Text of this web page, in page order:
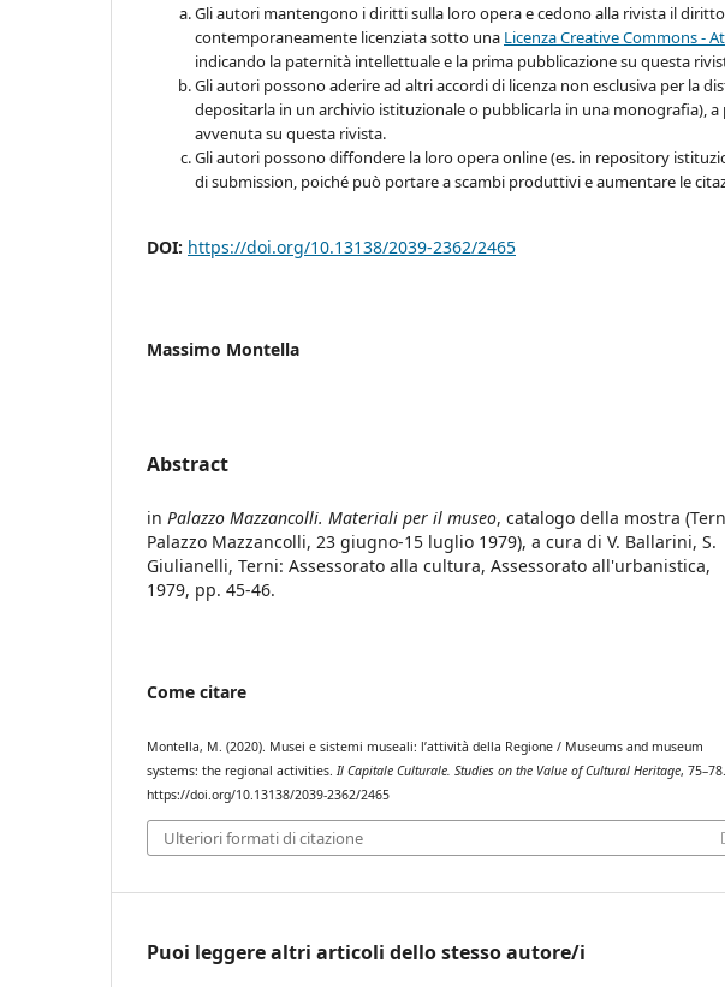
Gli autori mantengono i diritti sulla loro opera e cedono alla rivista il
contemporaneamente licenziata sotto una Licenza Creative Commons -
indicando la paternità intellettuale e la prima pubblicazione su questa
Gli autori possono aderire ad altri accordi di licenza non esclusiva per la
depositarla in un archivio istituzionale o pubblicarla in una monografia),
avvenuta su questa rivista.
Gli autori possono diffondere la loro opera online (es. in repository
di submission, poiché può portare a scambi produttivi e aumentare le
DOI: https://doi.org/10.13138/2039-2362/2465
Massimo Montella
Abstract
in Palazzo Mazzancolli. Materiali per il museo, catalogo della mostra
Palazzo Mazzancolli, 23 giugno-15 luglio 1979), a cura di V. Ballarini, S.
Giulianelli, Terni: Assessorato alla cultura, Assessorato all'urbanistica,
1979, pp. 45-46.
Come citare
Montella, M. (2020). Musei e sistemi museali: l’attività della Regione / Museums and museum
systems: the regional activities. Il Capitale Culturale. Studies on the Value of Cultural Heritage, 75–78.
https://doi.org/10.13138/2039-2362/2465
Ulteriori formati di citazione
Puoi leggere altri articoli dello stesso autore/i